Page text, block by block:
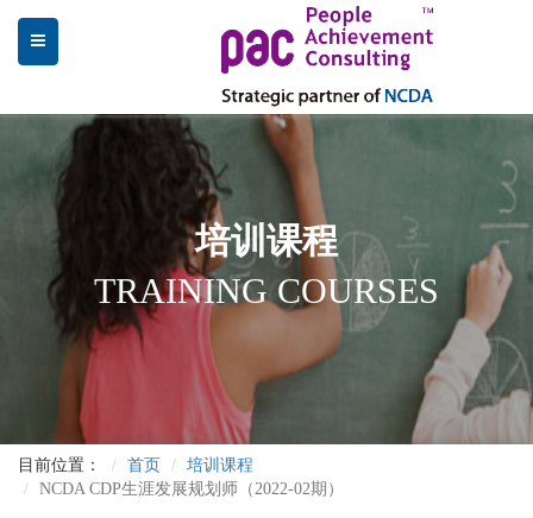
培训课程
TRAINING COURSES
目前位置： 首页
培训课程
NCDA CDP生涯发展规划师（2022-02期）